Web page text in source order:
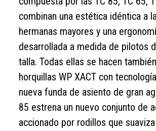
combinan una estética idéntica a
hermanas mayores y una
desarrollada a medida de pilotos
talla. Todas ellas se hacen
horquillas WP XACT con
nueva funda de asiento de gran
85 estrena un nuevo conjunto de
accionado por rodillos que